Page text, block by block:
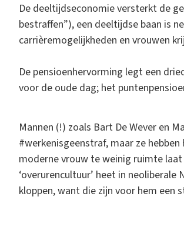
De deeltijdseconomie versterkt de
bestraffen”), een deeltijdse baan is
carrièremogelijkheden en vrouwen
De pensioenhervorming legt een
voor de oude dag; het
Mannen (!) zoals Bart De Wever en
#werkenisgeenstraf, maar ze
moderne vrouw te weinig ruimte
‘overurencultuur’ heet in
kloppen, want die zijn voor hem een